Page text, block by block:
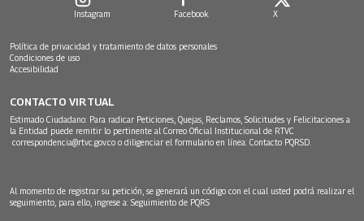
Instagram Facebook X
Política de privacidad y tratamiento de datos personales
Condiciones de uso
Accesibilidad
CONTACTO VIRTUAL
Estimado Ciudadano: Para radicar Peticiones, Quejas, Reclamos, Solicitudes y Felicitaciones a
la Entidad puede remitir lo pertinente al Correo Oficial Institucional de RTVC
correspondencia@rtvc.gov.co o diligenciar el formulario en línea: Contacto PQRSD.
Al momento de registrar su petición, se generará un código con el cual usted podrá realizar el
seguimiento, para ello, ingrese a: Seguimiento de PQRS